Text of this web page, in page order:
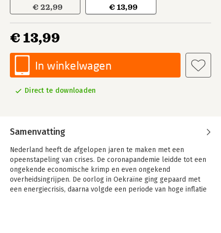
€ 22,99 € 13,99
€ 13,99
In winkelwagen
Direct te downloaden
Samenvatting
Nederland heeft de afgelopen jaren te maken met een
opeenstapeling van crises. De coronapandemie leidde tot een
ongekende economische krimp en even ongekend
overheidsingrijpen. De oorlog in Oekraïne ging gepaard met
een energiecrisis, daarna volgde een periode van hoge inflatie